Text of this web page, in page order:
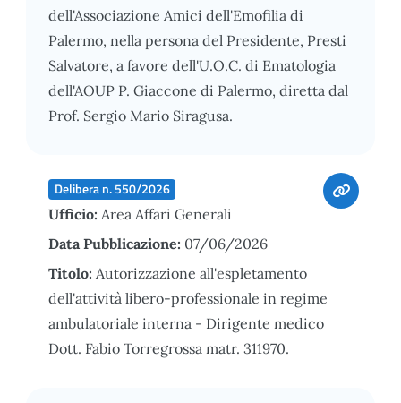
dell'Associazione Amici dell'Emofilia di
Palermo, nella persona del Presidente, Presti
Salvatore, a favore dell'U.O.C. di Ematologia
dell'AOUP P. Giaccone di Palermo, diretta dal
Prof. Sergio Mario Siragusa.
Delibera n. 550/2026
Ufficio: Area Affari Generali
Data Pubblicazione: 07/06/2026
Titolo: Autorizzazione all'espletamento
dell'attività libero-professionale in regime
ambulatoriale interna - Dirigente medico
Dott. Fabio Torregrossa matr. 311970.